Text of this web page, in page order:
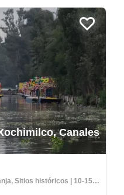
Canales
1 día | Tour en barco, Visita a la granja, Sitios históricos | 10-15 personas